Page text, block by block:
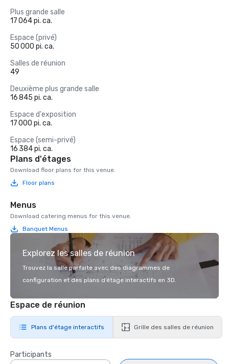
Plus grande salle
17 064 pi. ca.
Espace (privé)
50 000 pi. ca.
Salles de réunion
49
Deuxième plus grande salle
16 845 pi. ca.
Espace d'exposition
17 000 pi. ca.
Espace (semi-privé)
16 384 pi. ca.
Plans d'étages
Download floor plans for this venue.
Floor plans
Menus
Download catering menus for this venue.
Banquet Menus
Explorez les salles de réunion
Trouvez la salle parfaite avec des diagrammes de
configuration et des plans d’étage interactifs en 3D.
Espace de réunion
Plans d'étage interactifs Grille des salles de réunion
Participants